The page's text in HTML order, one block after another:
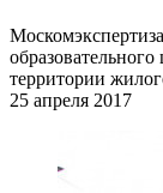
территории
25 апреля 2017